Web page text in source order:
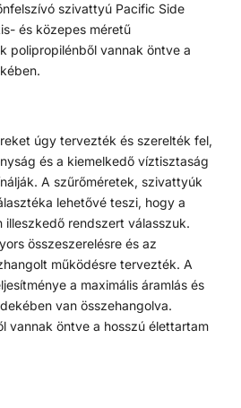
szivattyú Pacific Side
és közepes méretű
polipropilénből vannak öntve a
úgy tervezték és szerelték fel,
és a kiemelkedő víztisztaság
A szűrőméretek, szivattyúk
lehetővé teszi, hogy a
illeszkedő rendszert válasszuk.
összeszerelésre és az
működésre tervezték. A
a maximális áramlás és
van összehangolva.
vannak öntve a hosszú élettartam